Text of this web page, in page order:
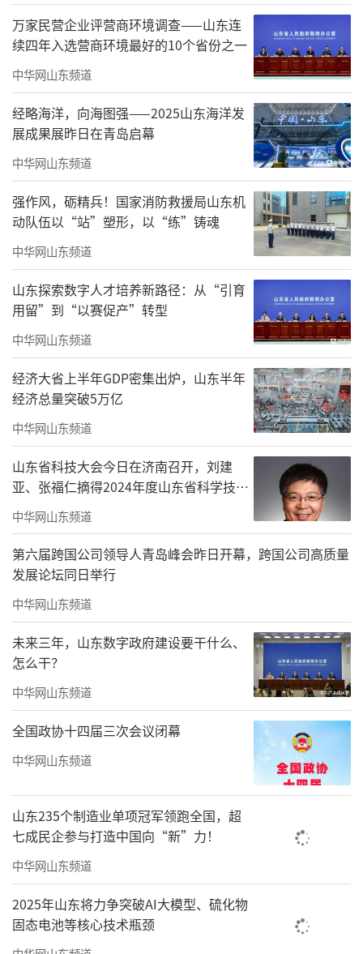
学院创新提出“专业集群”发展模式，将
医学类专业分为中医中药类、临床医学类、口
腔医学类、康养康复类四大集群，实现资源共
享和协同发展。2025年，这些专业，继续成为
考生追捧的热门专业。
二、强化师资队伍建设，提升人才培养质
量
学院深入实施“人才强校”战略，打造了
一支结构合理、专兼结合的高水平师资队伍。
学院还聘请了来自山东大学齐鲁医院、省立医
院等单位的近百名名行业专家担任兼职教授，
学院坚持“以赛促教、以赛促学”，学生
多次在“一带一路”金砖国家技能比赛和全省
职业院校技能大赛上获奖。毕业生护士执业资
格考试、执业医师（助理）考试通过率均高于
全国同类院校水平。
三、深化产教融合，实现高质量就业
学院始终将就业作为生命线，构建了“政
校企协同、产学研一体”的人才培养模式。与
山东第一医科大学第二附属医院、山东健康集
团等100余家医疗健康机构建立了稳定合作关
系，共建实习就业基地。与华为科技、浪潮集
团、华住集团、海看股份、数字人科技等企业
合作，实施校企合作，订单培养，学生就业率
高，用人单位满意度常年保持在95%以上。
建校40年来，学院已培养各类毕业生30万
余名，免费培训乡村医生超20余万人次，遍布
全国各级医疗机构。据不完全统计，全国基层
医院和农村医疗机构中的口腔、中医等科室负
责人中，来自力明学院的校友占不小的比率，
学院被誉为“基层医疗人才的摇篮”。
四、优化育人环境，建设人文校园
万家民营企业评营商环境调查——山东连
续四年入选营商环境最好的10个省份之一
中华网山东频道
经略海洋，向海图强——2025山东海洋发
展成果展昨日在青岛启幕
中华网山东频道
强作风，砺精兵！国家消防救援局山东机
动队伍以“站”塑形，以“练”铸魂
中华网山东频道
山东探索数字人才培养新路径：从“引育
用留”到“以赛促产”转型
中华网山东频道
经济大省上半年GDP密集出炉，山东半年
经济总量突破5万亿
中华网山东频道
山东省科技大会今日在济南召开，刘建
亚、张福仁摘得2024年度山东省科学技术
奖最高奖！
中华网山东频道
第六届跨国公司领导人青岛峰会昨日开幕，跨国公司高质量
发展论坛同日举行
中华网山东频道
未来三年，山东数字政府建设要干什么、
怎么干？
中华网山东频道
全国政协十四届三次会议闭幕
中华网山东频道
山东235个制造业单项冠军领跑全国，超
七成民企参与打造中国向“新”力！
中华网山东频道
2025年山东将力争突破AI大模型、硫化物
固态电池等核心技术瓶颈